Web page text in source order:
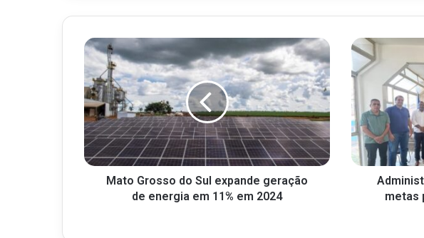
Mato Grosso do Sul expande geração
de energia em 11% em 2024
metas